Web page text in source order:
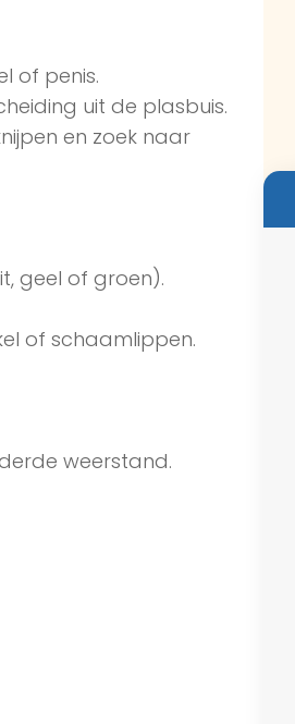
of penis.
uit de plasbuis.
en zoek naar
geel of groen).
of schaamlippen.
weerstand.